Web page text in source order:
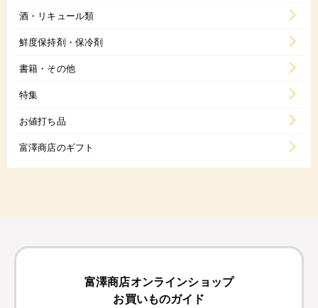
酒・リキュール類
鮮度保持剤・保冷剤
書籍・その他
特集
お値打ち品
富澤商店のギフト
富澤商店オンラインショップ
お買いものガイド